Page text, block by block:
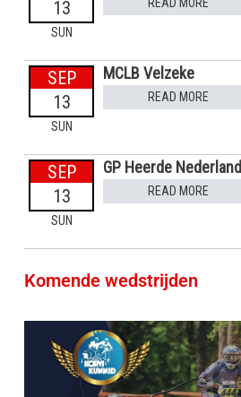
13
SUN
READ MORE
SEP
13
SUN
MCLB Velzeke
READ MORE
SEP
13
SUN
GP Heerde Nederland
READ MORE
Komende wedstrijden